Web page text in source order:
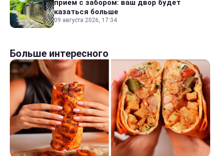
прием с забором: ваш двор будет
казаться больше
09 августа 2026, 17:34
Больше интересного